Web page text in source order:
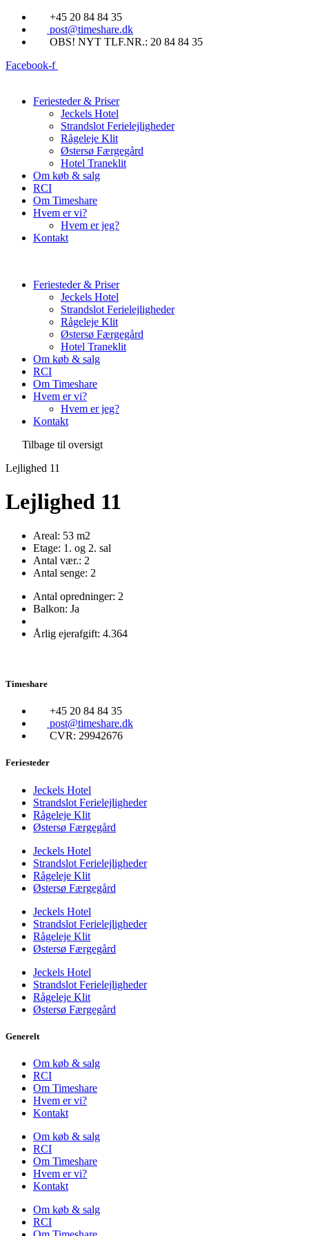
Videre
indhold
+45 20 84 84 35
post@timeshare.dk
OBS! NYT TLF.NR.: 20 84 84 35
Facebook-f
Feriesteder & Priser
Jeckels Hotel
Strandslot Ferielejligheder
Rågeleje Klit
Østersø Færgegård
Hotel Traneklit
Om køb & salg
RCI
Om Timeshare
Hvem er vi?
Hvem er jeg?
Kontakt
Feriesteder & Priser
Jeckels Hotel
Strandslot Ferielejligheder
Rågeleje Klit
Østersø Færgegård
Hotel Traneklit
Om køb & salg
RCI
Om Timeshare
Hvem er vi?
Hvem er jeg?
Kontakt
Tilbage til oversigt
Lejlighed 11
Lejlighed 11
Areal: 53 m2
Etage: 1. og 2. sal
Antal vær.: 2
Antal senge: 2
Antal opredninger: 2
Balkon: Ja
Årlig ejerafgift: 4.364
Timeshare
+45 20 84 84 35
post@timeshare.dk
CVR: 29942676
Feriesteder
Jeckels Hotel
Strandslot Ferielejligheder
Rågeleje Klit
Østersø Færgegård
Jeckels Hotel
Strandslot Ferielejligheder
Rågeleje Klit
Østersø Færgegård
Jeckels Hotel
Strandslot Ferielejligheder
Rågeleje Klit
Østersø Færgegård
Jeckels Hotel
Strandslot Ferielejligheder
Rågeleje Klit
Østersø Færgegård
Generelt
Om køb & salg
RCI
Om Timeshare
Hvem er vi?
Kontakt
Om køb & salg
RCI
Om Timeshare
Hvem er vi?
Kontakt
Om køb & salg
RCI